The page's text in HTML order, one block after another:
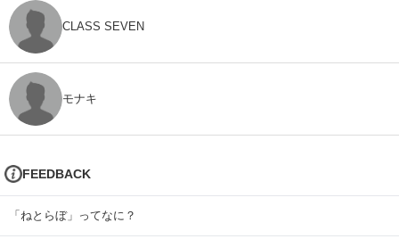
CLASS SEVEN
モナキ
FEEDBACK
「ねとらぼ」ってなに？